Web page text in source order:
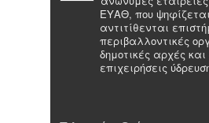
ΕΥΑΘ, που
αντιτίθενται
περιβαλλοντικές
δημοτικές αρχές και
επιχειρήσεις